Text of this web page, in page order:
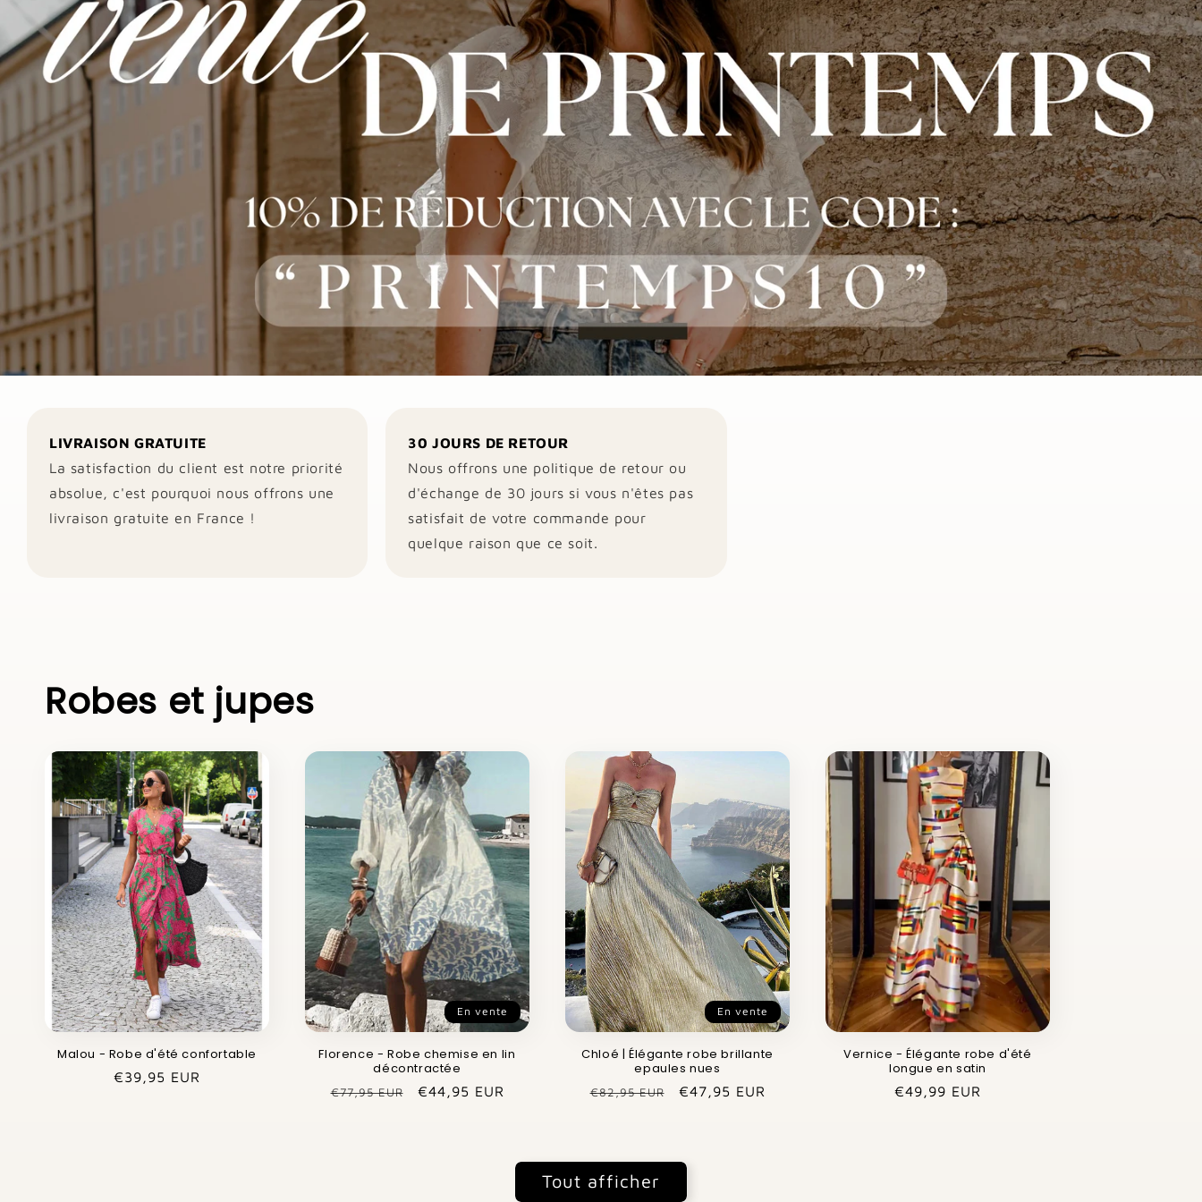
LIVRAISON GRATUITE
La satisfaction du client est notre priorité
absolue, c'est pourquoi nous offrons une
livraison gratuite en France !
30 JOURS DE RETOUR
Nous offrons une politique de retour ou
d'échange de 30 jours si vous n'êtes pas
satisfait de votre commande pour
quelque raison que ce soit.
Robes et jupes
Malou - Robe d'été confortable
Prix
€39,95 EUR
En vente
Florence - Robe chemise en lin
décontractée
Prix
€77,95 EUR
Prix
€44,95 EUR
En vente
Chloé | Élégante robe brillante
epaules nues
Prix
€82,95 EUR
Prix
€47,95 EUR
Vernice - Élégante robe d'été
longue en satin
Prix
€49,99 EUR
Tout afficher